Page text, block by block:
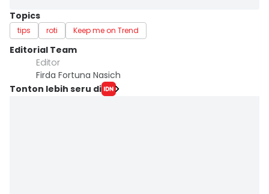
Topics
tips roti Keep me on Trend
Editorial Team
Editor
Firda Fortuna Nasich
Tonton lebih seru di